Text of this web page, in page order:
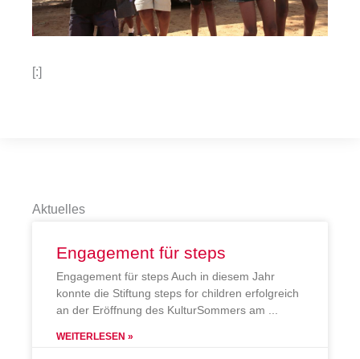
[:]
Aktuelles
Engagement für steps
Engagement für steps Auch in diesem Jahr
konnte die Stiftung steps for children erfolgreich
an der Eröffnung des KulturSommers am
WEITERLESEN »